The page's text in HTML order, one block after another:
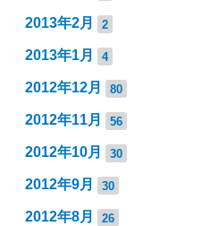
2013年2月 2
2013年1月 4
2012年12月 80
2012年11月 56
2012年10月 30
2012年9月 30
2012年8月 26